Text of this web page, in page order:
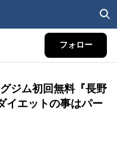
フォロー
ジム初回無料『長野
エットの事はパー